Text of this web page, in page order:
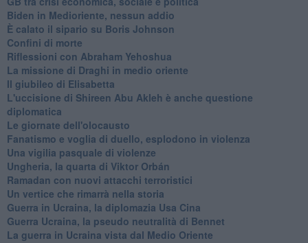
Biden in Medioriente, nessun addio
È calato il sipario su Boris Johnson
Confini di morte
Riflessioni con Abraham Yehoshua
La missione di Draghi in medio oriente
Il giubileo di Elisabetta
L'uccisione di Shireen Abu Akleh è anche questione
diplomatica
Le giornate dell'olocausto
Fanatismo e voglia di duello, esplodono in violenza
Una vigilia pasquale di violenze
Ungheria, la quarta di Viktor Orbán
Ramadan con nuovi attacchi terroristici
Un vertice che rimarrà nella storia
Guerra in Ucraina, la diplomazia Usa Cina
Guerra Ucraina, la pseudo neutralità di Bennet
La guerra in Ucraina vista dal Medio Oriente